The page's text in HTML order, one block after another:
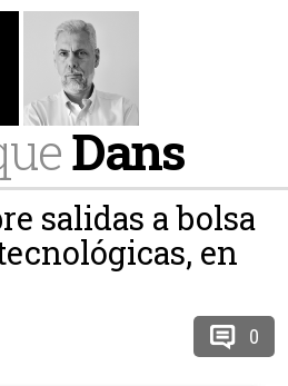
Dans
salidas a bolsa
en
0